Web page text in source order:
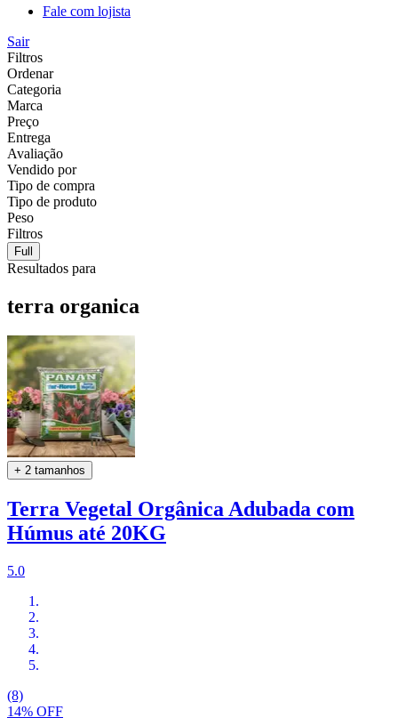
Fale com lojista
Sair
Filtros
Ordenar
Categoria
Marca
Preço
Entrega
Avaliação
Vendido por
Tipo de compra
Tipo de produto
Peso
Filtros
Full
Resultados para
terra organica
+ 2 tamanhos
Terra Vegetal Orgânica Adubada com
Húmus até 20KG
5.0
(8)
14% OFF